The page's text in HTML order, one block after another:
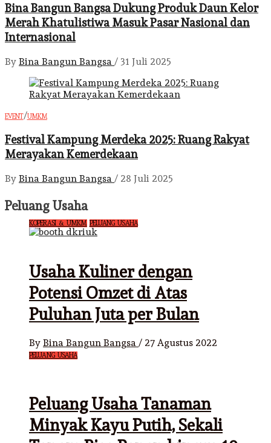
Bina Bangun Bangsa Dukung Produk Daun Kelor
Merah Khatulistiwa Masuk Pasar Nasional dan
Internasional
By Bina Bangun Bangsa / 31 Juli 2025
EVENT/UMKM
Festival Kampung Merdeka 2025: Ruang Rakyat
Merayakan Kemerdekaan
By Bina Bangun Bangsa / 28 Juli 2025
Peluang Usaha
KOPERASI & UMKM PELUANG USAHA
Usaha Kuliner dengan
Potensi Omzet di Atas
Puluhan Juta per Bulan
By Bina Bangun Bangsa / 27 Agustus 2022
PELUANG USAHA
Peluang Usaha Tanaman
Minyak Kayu Putih, Sekali